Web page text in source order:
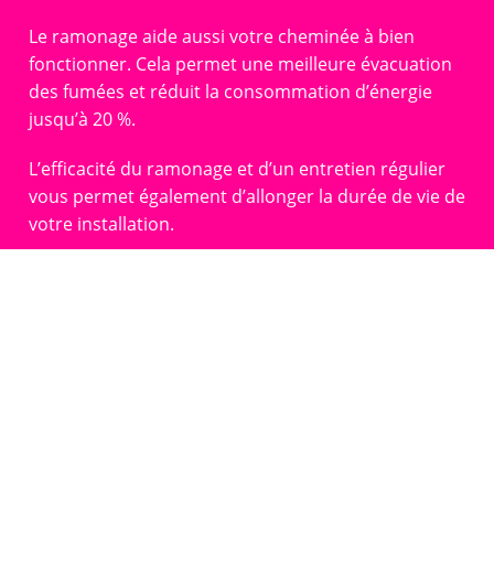
Le ramonage aide aussi votre cheminée à bien
fonctionner. Cela permet une meilleure évacuation
des fumées et réduit la consommation d’énergie
jusqu’à 20 %.
L’efficacité du ramonage et d’un entretien régulier
vous permet également d’allonger la durée de vie de
votre installation.